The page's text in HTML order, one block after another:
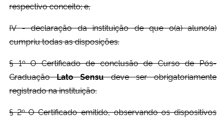
respectivo conceito; e,
IV - declaração da instituição de que o(a) aluno(a)
cumpriu todas as disposições.
§ 1º O Certificado de conclusão de Curso de Pós-
GraduaçãoLato Sensudeve ser obrigatoriamente
registrado na instituição.
§ 2º O Certificado emitido, observando os dispositivos